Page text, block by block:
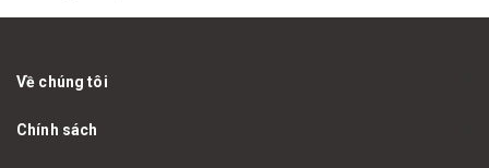
Về chúng tôi
Chính sách